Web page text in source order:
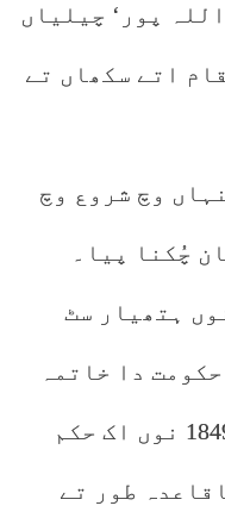
پور‘ چیلیاں
اتے سکھاں تے
وچ شروع وچ
چُکنا پیا۔
نے 12مارچ نوں ہتھیار سٹ
دا خاتمہ
ہو گیا تے بالآخر 29مارچ 1849 نوں اک حکم
طور تے